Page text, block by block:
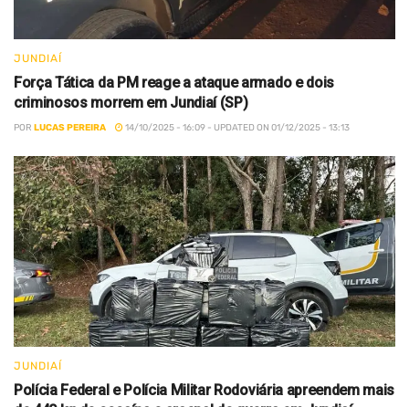
JUNDIAÍ
Força Tática da PM reage a ataque armado e dois
criminosos morrem em Jundiaí (SP)
POR LUCAS PEREIRA 14/10/2025 - 16:09 - UPDATED ON 01/12/2025 - 13:13
JUNDIAÍ
Polícia Federal e Polícia Militar Rodoviária apreendem mais